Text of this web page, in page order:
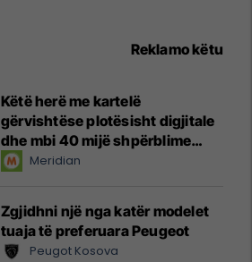
Reklamo këtu
Këtë herë me kartelë
gërvishtëse plotësisht digjitale
dhe mbi 40 mijë shpërblime
instant!Meridian
Zgjidhni një nga katër modelet
tuaja të preferuara Peugeot
Peugot Kosova